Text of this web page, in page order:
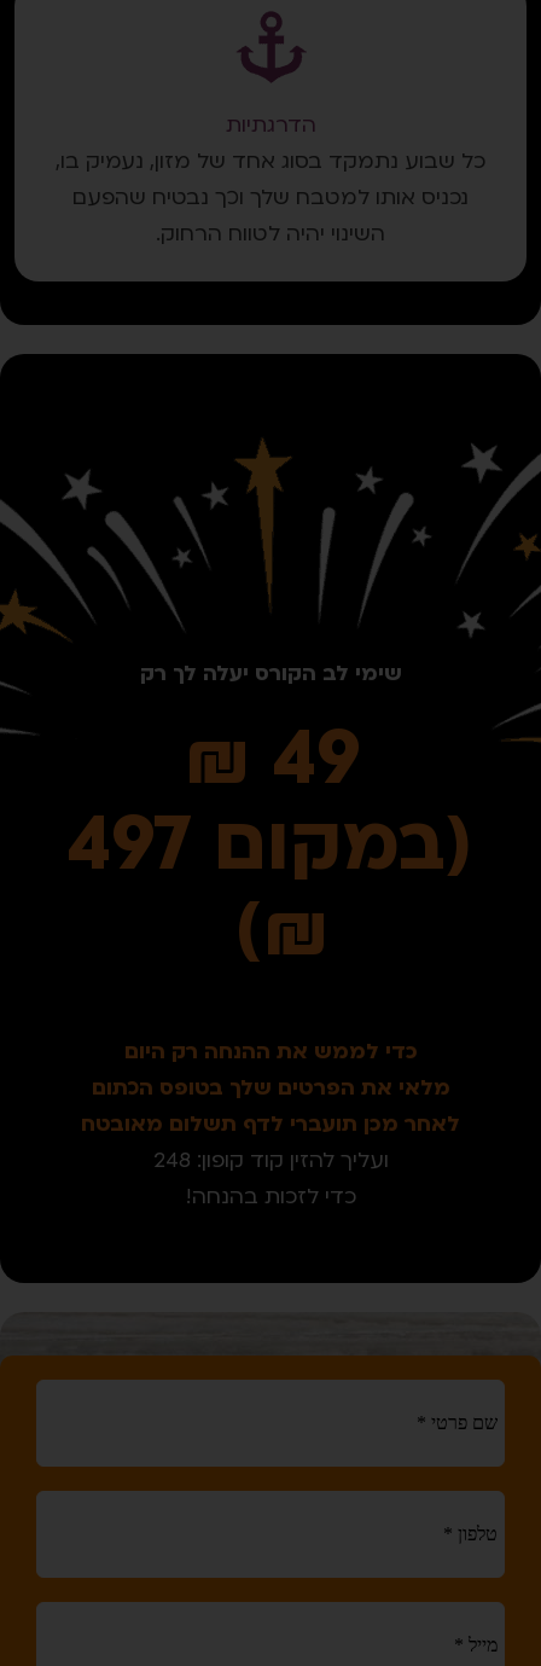
הדרגתיות
כל שבוע נתמקד בסוג אחד של מזון, נעמיק בו,
נכניס אותו למטבח שלך וכך נבטיח שהפעם
השינוי יהיה לטווח הרחוק.
שימי לב הקורס יעלה לך רק
49 ₪
(במקום 497
₪)
כדי לממש את ההנחה רק היום
מלאי את הפרטים שלך בטופס הכתום
לאחר מכן תועברי לדף תשלום מאובטח
ועליך להזין קוד קופון: 248
כדי לזכות בהנחה!